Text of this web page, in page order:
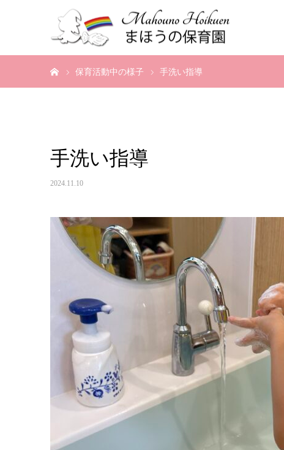
保育活動中の様子 手洗い指導
手洗い指導
2024.11.10